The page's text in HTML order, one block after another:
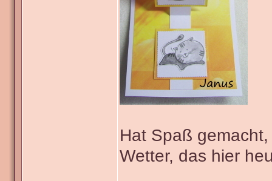
Hat Spaß
Wetter, das hier